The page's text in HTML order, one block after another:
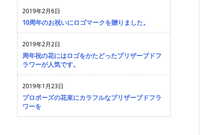
2019年2月6日
10周年のお祝いにロゴマークを贈りました。
2019年2月2日
周年祝の花にはロゴをかたどったプリザーブドフ
ラワーが人気です。
2019年1月23日
プロポーズの花束にカラフルなプリザーブドフラ
ワーを